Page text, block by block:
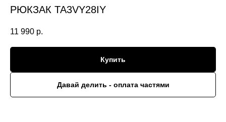
РЮКЗАК TA3VY28IY
11 990 р.
Купить
Давай делить - оплата частями